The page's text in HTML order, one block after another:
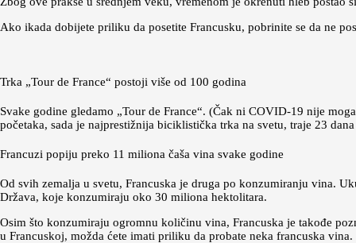
Ako ikada dobijete priliku da posetite Francusku, pobrinite se da ne
Trka „Tour de France“ postoji više od 100 godina
Svake godine gledamo „Tour de France“. (Čak ni COVID-19 nije
početaka, sada je najprestižnija biciklistička trka na svetu, traje 23
Francuzi popiju preko 11 miliona čaša vina svake godine
Od svih zemalja u svetu, Francuska je druga po konzumiranju vina.
Država, koje konzumiraju oko 30 miliona hektolitara.
Osim što konzumiraju ogromnu količinu vina, Francuska je takođe
u Francuskoj, možda ćete imati priliku da probate neka francuska vina.